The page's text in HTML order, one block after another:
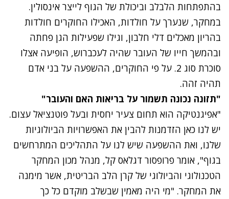
בהתפתחות הלבלב וביכולת של הגוף לייצר אינסולין.
במחקר, שנערך על חולדות, האכילו החוקרים חולדות
בהריון מאכלים דלי חלבון, וגילו שפעילות הגן פחתה
ובהמשך חייו של העובר שהיה לעכברוש, הופיעה אצלו
סוכרת סוג 2. על פי החוקרים, ההשפעה על בני אדם
תהיה זהה.
"תזונה נכונה תשמור על בריאות האם והעובר"
"אפיגנטיקה הוא תחום צעיר יחסית ובעל פוטנציאל עצום.
יש לנו כאן הזדמנות להבין את האפשרויות הביולוגיות
שלנו, ואת ההשפעה שיש לנו על התהליכים המתרחשים
בגוף", אומר פרופסור דגלאס קל, מנהל מכון המחקר
הטכנולוגי והביולוגי של קרן הלב הבריטית, אשר מימנה
את המחקר. "מי היה מאמין שבשלב מוקדם כל כך